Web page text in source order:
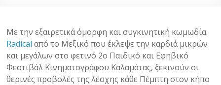
Με την εξαιρετικά όμορφη και συγκινητική κωμωδία
Radicalαπό το Μεξικό που έκλεψε την καρδιά μικρών
και μεγάλων στο φετινό 2ο Παιδικό και Εφηβικό
Φεστιβάλ Κινηματογράφου Καλαμάτας, ξεκινούν οι
θερινές προβολές της λέσχης κάθε Πέμπτη στον κήπο